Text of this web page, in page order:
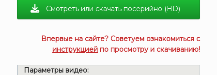
Смотреть или скачать посерийно (HD)
Впервые на сайте? Советуем ознакомиться с
инструкцией по просмотру и скачиванию!
Параметры видео: